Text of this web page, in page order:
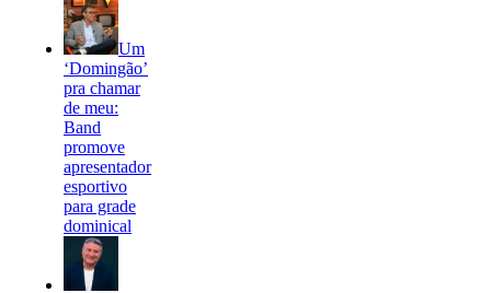
Um
‘Domingão’
pra chamar
de meu:
Band
promove
apresentador
esportivo
para grade
dominical